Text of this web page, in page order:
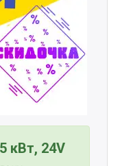
кВт, 24V